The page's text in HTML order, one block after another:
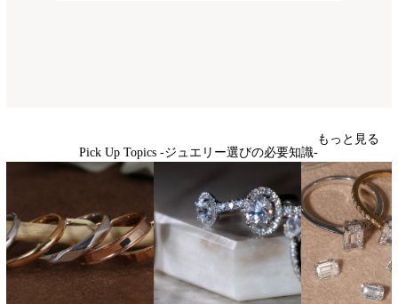
Pick Up Topics -ジュエリー選びの必要知識-
もっと見る